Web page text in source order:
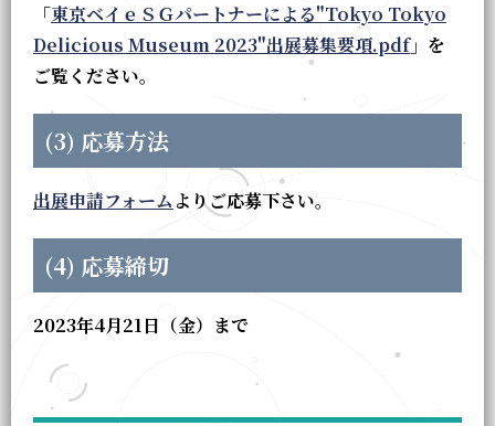
「東京ベイｅＳＧパートナーによる"Tokyo Tokyo
Delicious Museum 2023"出展募集要項.pdf」を
ご覧ください。
(3) 応募方法
出展申請フォーム よりご応募下さい。
(4) 応募締切
2023年4月21日（金）まで